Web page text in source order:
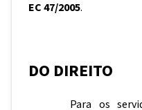
EC 47/2005.
DO DIREITO
Para os